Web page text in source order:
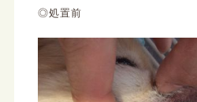
◎処置前